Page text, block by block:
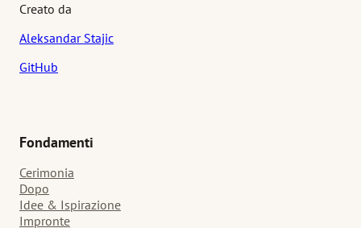
Creato da
Aleksandar Stajic
GitHub
Fondamenti
Cerimonia
Dopo
Idee & Ispirazione
Impronte